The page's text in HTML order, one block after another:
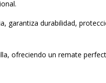
garantiza durabilidad,
ofreciendo un remate